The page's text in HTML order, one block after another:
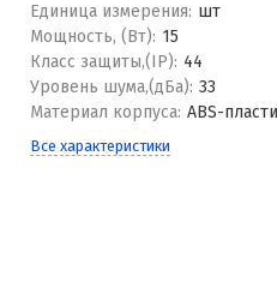
Единица измерения: шт
Мощность, (Вт): 15
Класс защиты,(IP): 44
Уровень шума,(дБа): 33
Материал корпуса: ABS-
Все характеристики